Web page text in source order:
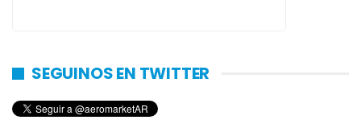
SEGUINOS EN TWITTER